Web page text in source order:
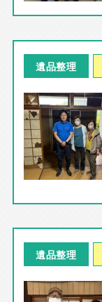
遺品整理
遺品整理